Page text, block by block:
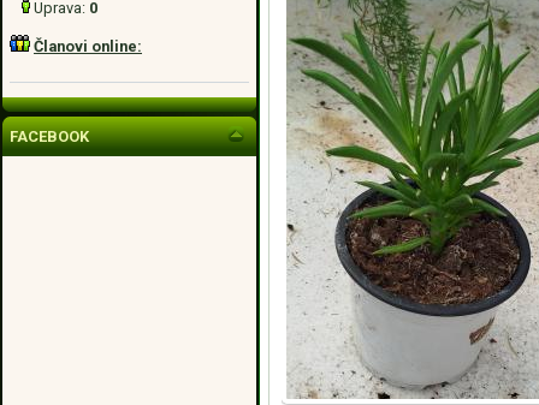
Uprava: 0
Članovi online:
FACEBOOK